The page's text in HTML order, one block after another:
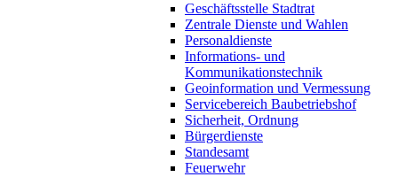
Geschäftsstelle Stadtrat
Zentrale Dienste und Wahlen
Personaldienste
Informations- und
Kommunikationstechnik
Geoinformation und Vermessung
Servicebereich Baubetriebshof
Sicherheit, Ordnung
Bürgerdienste
Standesamt
Feuerwehr